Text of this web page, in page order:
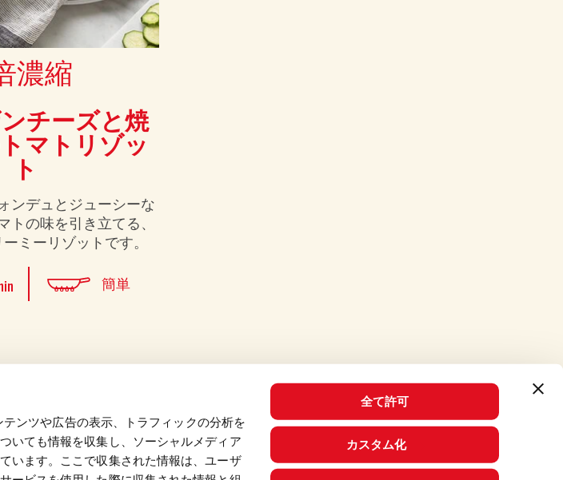
テンツや広告の表示、トラフィックの分析を
いても情報を収集し、ソーシャルメディア
います。ここで収集された情報は、ユーザ
全て許可
カスタム化
濃縮
チーズと焼
マトリゾッ
ト
ンデュとジューシーな
トの味を引き立てる、
ミーリゾットです。
簡単
© 2026 Mutti S.p.A. Industria Conserve Alimentari